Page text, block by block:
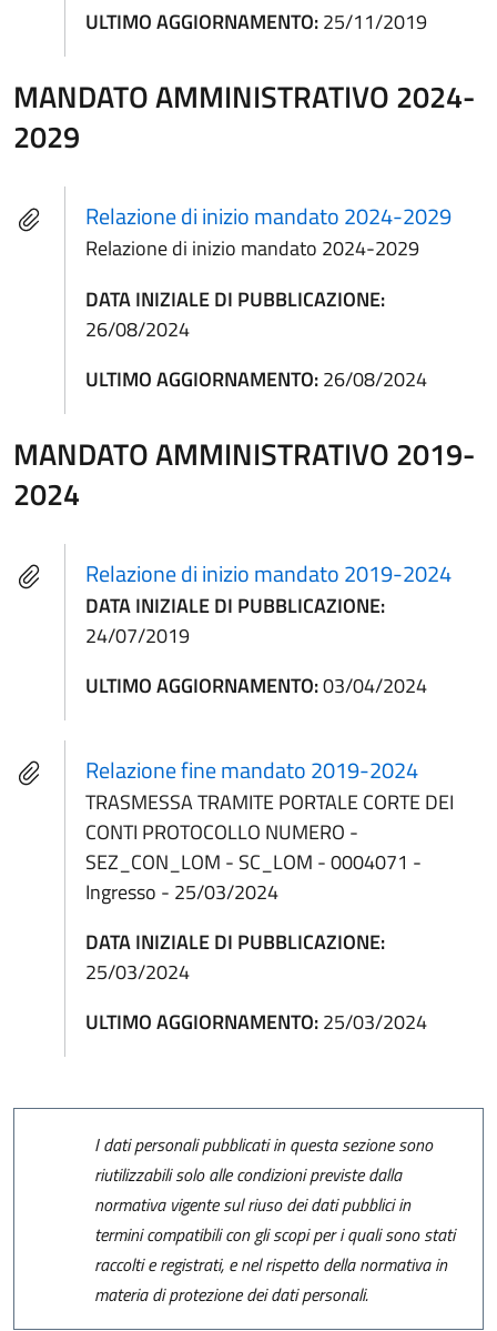
ULTIMO AGGIORNAMENTO:25/11/2019
MANDATO AMMINISTRATIVO 2024-
2029
Relazione di inizio mandato 2024-2029
Relazione di inizio mandato 2024-2029
DATA INIZIALE DI PUBBLICAZIONE:
26/08/2024
ULTIMO AGGIORNAMENTO:26/08/2024
MANDATO AMMINISTRATIVO 2019-
2024
Relazione di inizio mandato 2019-2024
DATA INIZIALE DI PUBBLICAZIONE:
24/07/2019
ULTIMO AGGIORNAMENTO:03/04/2024
Relazione fine mandato 2019-2024
TRASMESSA TRAMITE PORTALE CORTE DEI
CONTI PROTOCOLLO NUMERO -
SEZ_CON_LOM - SC_LOM - 0004071 -
Ingresso - 25/03/2024
DATA INIZIALE DI PUBBLICAZIONE:
25/03/2024
ULTIMO AGGIORNAMENTO:25/03/2024
I dati personali pubblicati in questa sezione sono
riutilizzabili solo alle condizioni previste dalla
normativa vigente sul riuso dei dati pubblici in
termini compatibili con gli scopi per i quali sono stati
raccolti e registrati, e nel rispetto della normativa in
materia di protezione dei dati personali.